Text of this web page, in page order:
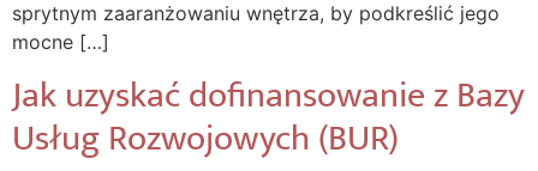
sprytnym zaaranżowaniu wnętrza, by podkreślić jego
mocne […]
Jak uzyskać dofinansowanie z Bazy
Usług Rozwojowych (BUR)